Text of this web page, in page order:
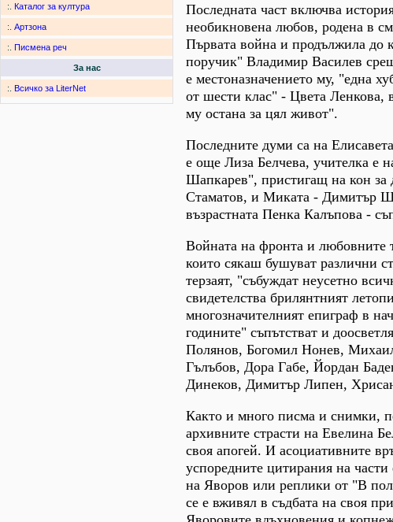
:. Каталог за култура
:. Артзона
:. Писмена реч
За нас
:. Всичко за LiterNet
Последната част включва
необикновена любов, родена в
Първата война и продължила до
поручик" Владимир Василев
е местоназначението му, "една
от шести клас" - Цвета Ленкова,
му остана за цял живот".
Последните думи са на
е още Лиза Белчева, учителка е
Шапкарев", пристигащ на кон за
Стаматов, и Миката - Димитър
възрастната Пенка Калъпова -
Войната на фронта и любовните
които сякаш бушуват различни
терзаят, "събуждат неусетно
свидетелства брилянтният
многозначителният епиграф в
годините" съпътстват и
Полянов, Богомил Нонев,
Гълъбов, Дора Габе, Йордан
Динеков, Димитър Липен,
Както и много писма и снимки,
архивните страсти на Евелина
своя апогей. И асоциативните
успоредните цитирания на
на Яворов или реплики от "В
се е вживял в съдбата на своя